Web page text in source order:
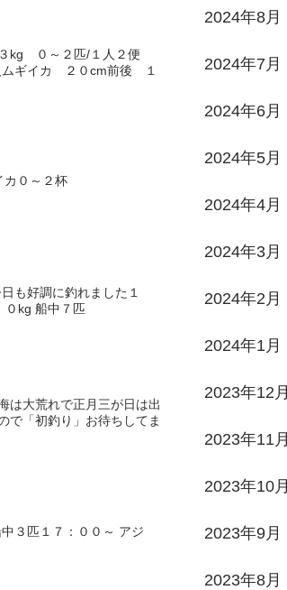
３kg ０～２匹/１人２便
ムギイカ ２０cm前後 １
カ０～２杯
も好調に釣れました１
０kg 船中７匹
は大荒れで正月三が日は出
で「初釣り」お待ちしてま
３匹１７：００～ アジ
2024年8月
2024年7月
2024年6月
2024年5月
2024年4月
2024年3月
2024年2月
2024年1月
2023年12月
2023年11月
2023年10月
2023年9月
2023年8月